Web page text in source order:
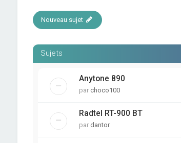
Nouveau sujet
Sujets
Anytone 890
par choco100
Radtel RT-900 BT
par dantor